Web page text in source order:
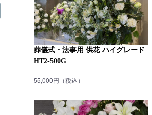
葬儀式・法事用 供花 ハイグレード
HT2-500G
55,000円（税込）